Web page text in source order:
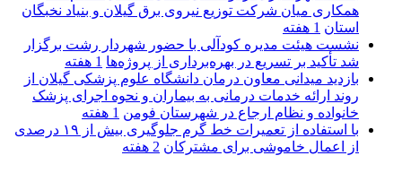
همكاری میان شركت توزیع نیروی برق گیلان و بنیاد نخبگان
استان 1 هفته
نشست هیئت مدیره کودآلی با حضور شهردار رشت برگزار
شد تأکید بر تسریع در بهره‌برداری از پروژه‌ها 1 هفته
بازدید میدانی معاون درمان دانشگاه علوم پزشکی گیلان از
روند ارائه خدمات درمانی به بیماران و نحوه اجرای پزشک
خانواده و نظام ارجاع در شهرستان فومن 1 هفته
با استفاده از تعمیرات خط گرم جلوگیری بیش از ۱۹ درصدی
از اعمال خاموشی برای مشتركان 2 هفته